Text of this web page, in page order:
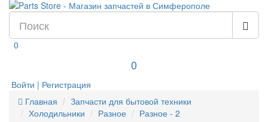
0
0
Войти | Регистрация
Главная
Запчасти для бытовой техники
Холодильники
Разное Разное - 2